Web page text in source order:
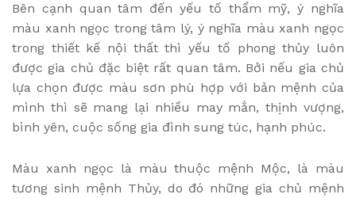
Bên cạnh quan tâm đến yếu tố thẩm mỹ, ý nghĩa
màu xanh ngọc trong tâm lý, ý nghĩa màu xanh ngọc
trong thiết kế nội thất thì yếu tố phong thủy luôn
được gia chủ đặc biệt rất quan tâm. Bởi nếu gia chủ
lựa chọn được màu sơn phù hợp với bản mệnh của
mình thì sẽ mang lại nhiều may mắn, thịnh vượng,
bình yên, cuộc sống gia đình sung túc, hạnh phúc.
Màu xanh ngọc là màu thuộc mệnh Mộc, là màu
tương sinh mệnh Thủy, do đó những gia chủ mệnh